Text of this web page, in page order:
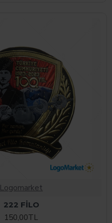
Logomarket
222 FİLO
150,00TL